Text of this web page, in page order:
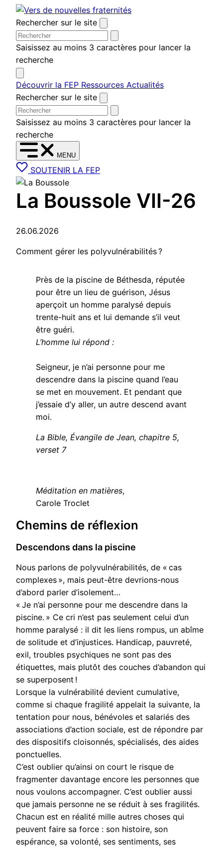
Aller au contenu
Rechercher sur le site
Saisissez au moins 3 caractères pour lancer la
recherche
Découvrir la FEP Ressources Actualités
Rechercher sur le site
Saisissez au moins 3 caractères pour lancer la
recherche
MENU
SOUTENIR LA FEP
La Boussole VII-26
26.06.2026
Comment gérer les polyvulnérabilités ?
Près de la piscine de Béthesda, réputée
pour être un lieu de guérison, Jésus
aperçoit un homme paralysé depuis
trente-huit ans et lui demande s’il veut
être guéri.
L’homme lui répond :
Seigneur, je n’ai personne pour me
descendre dans la piscine quand l’eau
se met en mouvement. Et pendant que
j’essaie d’y aller, un autre descend avant
moi.
La Bible, Évangile de Jean, chapitre 5,
verset 7
Méditation en matières,
Carole Troclet
Chemins de réflexion
Descendons dans la piscine
Nous parlons de polyvulnérabilités, de « cas
complexes », mais peut-être devrions-nous
d’abord parler d’isolement…
« Je n’ai personne pour me descendre dans la
piscine. » Ce cri n’est pas seulement celui d’un
homme paralysé : il dit les liens rompus, un abîme
de solitude et d’injustices. Handicap, pauvreté,
exil, troubles psychiques ne sont pas des
étiquettes, mais plutôt des couches d’abandon qui
se superposent !
Lorsque la vulnérabilité devient cumulative,
comme si chaque fragilité appelait la suivante, la
tentation pour nous, bénévoles et salariés des
associations d’action sociale, est de répondre par
des dispositifs cloisonnés, spécialisés, des aides
ponctuelles.
C’est oublier qu’ainsi on court le risque de
fragmenter davantage encore les personnes que
nous voulons accompagner. C’est oublier aussi
que jamais personne ne se réduit à ses fragilités.
Chacun est en réalité mille autres choses qui
peuvent faire sa force : son histoire, son
espérance, sa volonté, ses sentiments, ses